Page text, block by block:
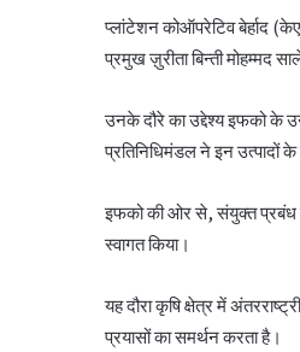
प्लांटेशन कोऑपरेटिव बेर्हाद
प्रमुख ज़ुरीता बिन्ती मोहम्मद
उनके दौरे का उद्देश्य इफको के
प्रतिनिधिमंडल ने इन उत्पादों
इफको की ओर से, संयुक्त प्रबंध
स्वागत किया।
यह दौरा कृषि क्षेत्र में
प्रयासों का समर्थन करता है।